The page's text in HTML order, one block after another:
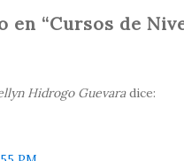
en “Cursos de
Hidrogo Guevara dice: